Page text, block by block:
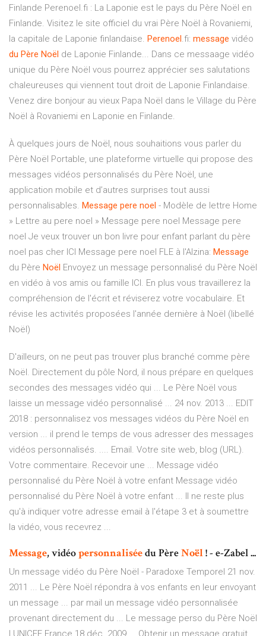
Finlande Perenoel.fi : La Laponie est le pays du Père Noël en
Finlande. Visitez le site officiel du vrai Père Noël à Rovaniemi,
la capitale de Laponie finlandaise. Perenoel .fi: message vidéo
du Père Noël de Laponie Finlande... Dans ce messaage vidéo
unique du Père Noël vous pourrez apprécier ses salutations
chaleureuses qui viennent tout droit de Laponie Finlandaise.
Venez dire bonjour au vieux Papa Noël dans le Village du Père
Noël à Rovaniemi en Laponie en Finlande.
À quelques jours de Noël, nous souhaitions vous parler du
Père Noël Portable, une plateforme virtuelle qui propose des
messages vidéos personnalisés du Père Noël, une
application mobile et d’autres surprises tout aussi
personnalisables. Message pere noel - Modèle de lettre Home
» Lettre au pere noel » Message pere noel Message pere
noel Je veux trouver un bon livre pour enfant parlant du père
noel pas cher ICI Message pere noel FLE à l'Alzina: Message
du Père Noël Envoyez un message personnalisé du Père Noël
en vidéo à vos amis ou famille ICI. En plus vous travaillerez la
compréhension de l'écrit et réviserez votre vocabulaire. Et
révise les activités proposées l'année dernière à Noël (libellé
Noël)
D'ailleurs, on ne peut pas trouver plus branché comme père
Noël. Directement du pôle Nord, il nous prépare en quelques
secondes des messages vidéo qui ... Le Père Noël vous
laisse un message vidéo personnalisé ... 24 nov. 2013 ... EDIT
2018 : personnalisez vos messages vidéos du Père Noël en
version ... il prend le temps de vous adresser des messages
vidéos personnalisés. .... Email. Votre site web, blog (URL).
Votre commentaire. Recevoir une ... Message vidéo
personnalisé du Père Noël à votre enfant Message vidéo
personnalisé du Père Noël à votre enfant ... Il ne reste plus
qu'à indiquer votre adresse email à l'étape 3 et à soumettre
la vidéo, vous recevrez ...
Message, vidéopersonnaliséedu PèreNoël! - e-Zabel ...
Un message vidéo du Père Noël - Paradoxe Temporel 21 nov.
2011 ... Le Père Noël répondra à vos enfants en leur envoyant
un message ... par mail un message vidéo personnalisée
provenant directement du ... Le message perso du Père Noël